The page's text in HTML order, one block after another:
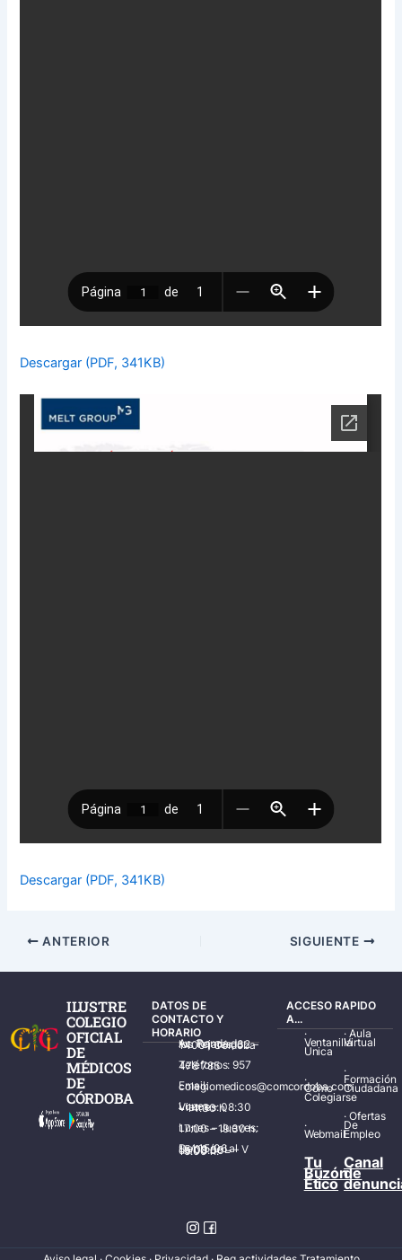
Descargar (PDF, 341KB)
Descargar (PDF, 341KB)
ANTERIOR SIGUIENTE
ILUSTRE
COLEGIO
OFICIAL
DE
MÉDICOS
DE
CÓRDOBA
DATOS DE
CONTACTO Y
HORARIO
Av. Ronda de los Tejares, 32 – 14001 Córdoba
Teléfonos: 957 478 785
Email: colegiomedicos@comcordoba.com
Lunes – Viernes: 08:30 – 14:30 h.
Lunes – Jueves: 17:00 – 19:30 h.
Del 15/06 al 15/09 de L – V de 08:00 – 15:00 h.
ACCESO RAPIDO
A...
·
Ventanilla
Única
·
Cómo
Colegiarse
·
Webmail
·Aula
Virtual
·
Formación
Ciudadana
·Ofertas
De
Empleo
Tu
Buzón
Ético
Canal
de